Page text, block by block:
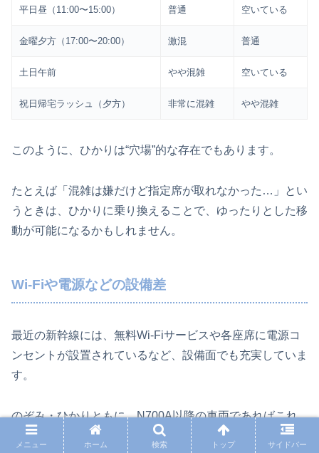
平日昼（11:00〜15:00） 普通 空いている
金曜夕方（17:00〜20:00） 激混 普通
土日午前 やや混雑 空いている
祝日帰宅ラッシュ（夕方） 非常に混雑 やや混雑
このように、ひかりは“穴場”的な存在でもあります。
たとえば「混雑は嫌だけど指定席が取れなかった…」とい
うときは、ひかりに乗り換えることで、ゆったりとした移
動が可能になるかもしれません。
Wi-Fiや電源などの設備差
最近の新幹線には、無料Wi-Fiサービスや各座席に電源コ
ンセントが設置されているなど、設備面でも充実していま
す。
のぞみ・ひかりともに、N700A以降の車両であればこれ
らの設備はほぼ完備されています。
メニュー ホーム 検索 トップ サイドバー